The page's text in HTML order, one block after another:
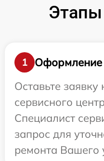
1
Оформление
Оставьте заявку
сервисного
Специалист
запрос для
ремонта Вашего